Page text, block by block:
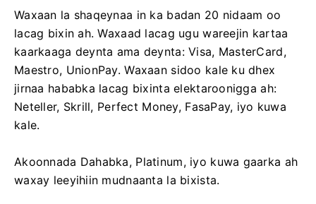
karo la-bixidda ee ExpertOption
Waxaan la shaqeynaa in ka badan 20 nidaam oo
lacag bixin ah. Waxaad lacag ugu wareejin kartaa
kaarkaaga deynta ama deynta: Visa, MasterCard,
Maestro, UnionPay. Waxaan sidoo kale ku dhex
jirnaa hababka lacag bixinta elektaroonigga ah:
kale.